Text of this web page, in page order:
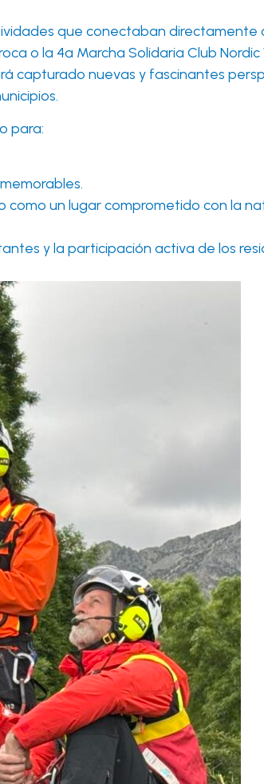
que conectaban directamente
o la 4ª Marcha Solidaria Club Nordic
capturado nuevas y fascinantes
para:
como un lugar comprometido con la
y la participación activa de los